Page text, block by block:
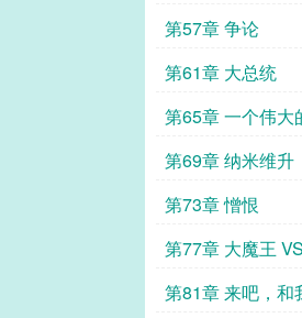
第57章 争论
第61章 大总统
第65章 一个伟大
段的
第69章 纳米维升
第73章 憎恨
第77章 大魔王
第81章 来吧，和